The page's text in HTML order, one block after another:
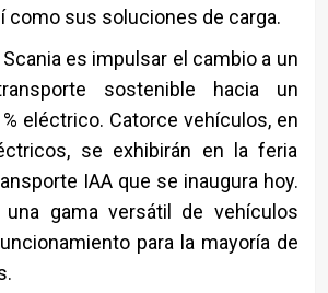
como sus soluciones de carga.
es impulsar el cambio a un
sostenible hacia un
eléctrico. Catorce vehículos, en
se exhibirán en la feria
IAA que se inaugura hoy.
una gama versátil de vehículos
para la mayoría de